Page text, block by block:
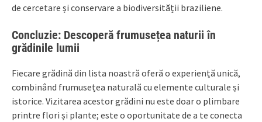
de cercetare și conservare a biodiversității braziliene.
Concluzie: Descoperă frumusețea naturii în
grădinile lumii
Fiecare grădină din lista noastră oferă o experiență unică,
combinând frumusețea naturală cu elemente culturale și
istorice. Vizitarea acestor grădini nu este doar o plimbare
printre flori și plante; este o oportunitate de a te conecta